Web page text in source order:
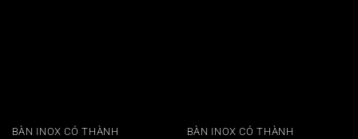
BÀN INOX CÓ THÀNH BÀN INOX CÓ THÀNH